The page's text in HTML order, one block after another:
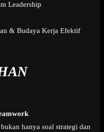
Leadership
& Budaya Kerja Efektif
hanya soal strategi dan